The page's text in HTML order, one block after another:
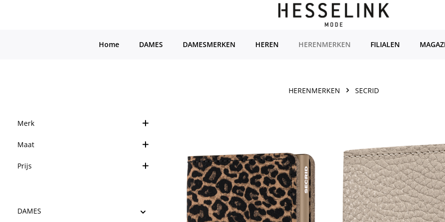
Home DAMES DAMESMERKEN HEREN HERENMERKEN FILIALEN
HERENMERKEN SECRID
Merk
Maat
Prijs
DAMES